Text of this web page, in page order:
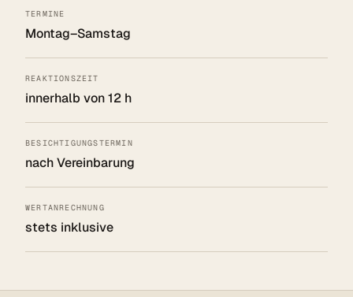
TERMINE
Montag–Samstag
REAKTIONSZEIT
innerhalb von 12 h
BESICHTIGUNGSTERMIN
nach Vereinbarung
WERTANRECHNUNG
stets inklusive